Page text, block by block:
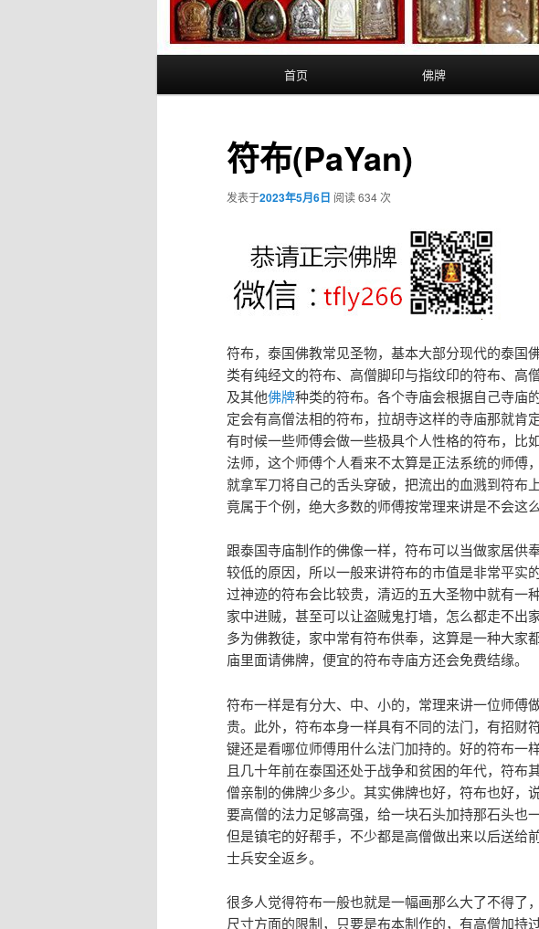
首页 佛牌
符布(PaYan)
发表于2023年5月6日 阅读 634 次
符布，泰国佛教常见圣物，基本大部分现代的泰国
类有纯经文的符布、高僧脚印与指纹印的符布、高
及其他佛牌种类的符布。各个寺庙会根据自己寺庙
定会有高僧法相的符布，拉胡寺这样的寺庙那就肯
有时候一些师傅会做一些极具个人性格的符布，比
法师，这个师傅个人看来不太算是正法系统的师傅
就拿军刀将自己的舌头穿破，把流出的血溅到符布
竟属于个例，绝大多数的师傅按常理来讲是不会这么
跟泰国寺庙制作的佛像一样，符布可以当做家居供
较低的原因，所以一般来讲符布的市值是非常平实
过神迹的符布会比较贵，清迈的五大圣物中就有一
家中进贼，甚至可以让盗贼鬼打墙，怎么都走不出
多为佛教徒，家中常有符布供奉，这算是一种大家
庙里面请佛牌，便宜的符布寺庙方还会免费结缘。
符布一样是有分大、中、小的，常理来讲一位师傅
贵。此外，符布本身一样具有不同的法门，有招财
键还是看哪位师傅用什么法门加持的。好的符布一
且几十年前在泰国还处于战争和贫困的年代，符布
僧亲制的佛牌少多少。其实佛牌也好，符布也好，
要高僧的法力足够高强，给一块石头加持那石头也
但是镇宅的好帮手，不少都是高僧做出来以后送给
士兵安全返乡。
很多人觉得符布一般也就是一幅画那么大了不得了
尺寸方面的限制，只要是布本制作的，有高僧加持